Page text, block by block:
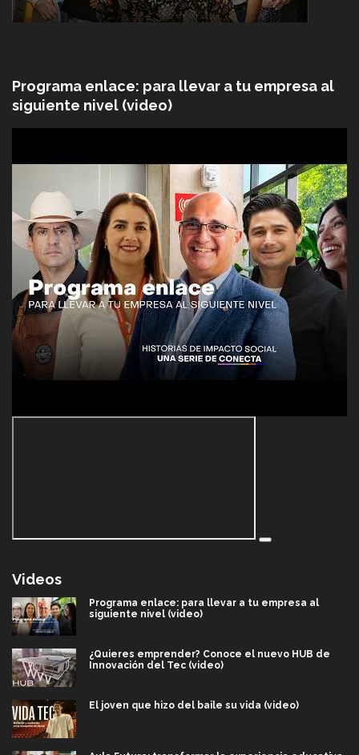
Programa enlace: para llevar a tu empresa al
siguiente nivel (video)
Videos
Programa enlace: para llevar a tu empresa al
siguiente nivel (video)
¿Quieres emprender? Conoce el nuevo HUB de
Innovación del Tec (video)
El joven que hizo del baile su vida (video)